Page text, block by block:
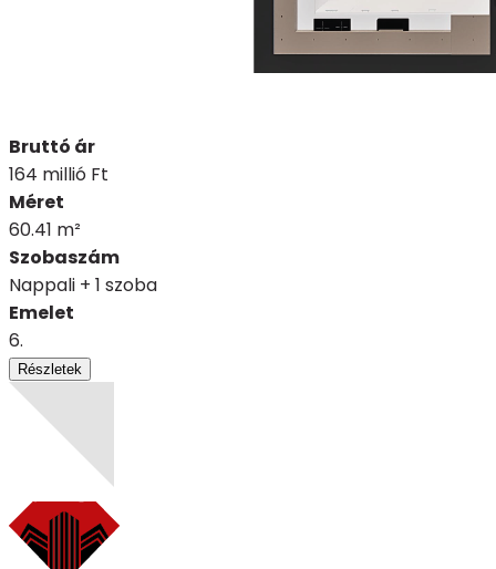
Bruttó ár
164 millió Ft
Méret
60.41 m²
Szobaszám
Nappali + 1 szoba
Emelet
6.
Részletek